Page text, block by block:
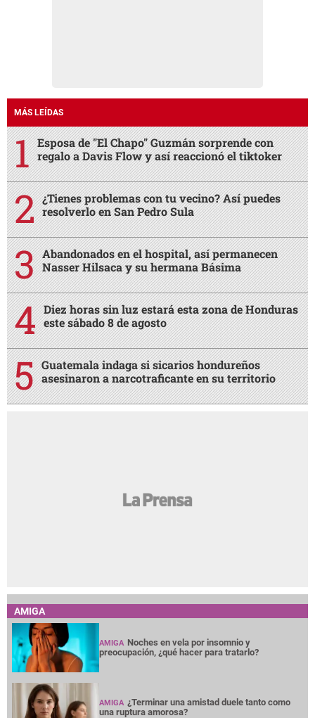
MÁS LEÍDAS
Esposa de "El Chapo" Guzmán sorprende con
regalo a Davis Flow y así reaccionó el tiktoker
¿Tienes problemas con tu vecino? Así puedes
resolverlo en San Pedro Sula
Abandonados en el hospital, así permanecen
Nasser Hilsaca y su hermana Básima
Diez horas sin luz estará esta zona de Honduras
este sábado 8 de agosto
Guatemala indaga si sicarios hondureños
asesinaron a narcotraficante en su territorio
AMIGA
AMIGA Noches en vela por insomnio y
preocupación, ¿qué hacer para tratarlo?
AMIGA ¿Terminar una amistad duele tanto como
una ruptura amorosa?